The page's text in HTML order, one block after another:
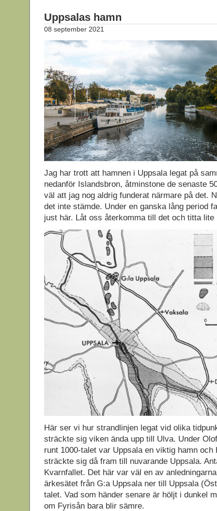
Uppsalas hamn
08 september 2021
Jag har trott att hamnen i Uppsala legat på
nedanför Islandsbron, åtminstone de senaste
väl att jag nog aldrig funderat närmare på det.
det inte stämde. Under en ganska lång period
just här. Låt oss återkomma till det och titta lite
Här ser vi hur strandlinjen legat vid olika
sträckte sig viken ända upp till Ulva. Under
runt 1000-talet var Uppsala en viktig hamn och
sträckte sig då fram till nuvarande Uppsala.
Kvarnfallet. Det här var väl en av
ärkesätet från G:a Uppsala ner till Uppsala
talet. Vad som händer senare är höljt i dunkel
om Fyrisån bara blir sämre.